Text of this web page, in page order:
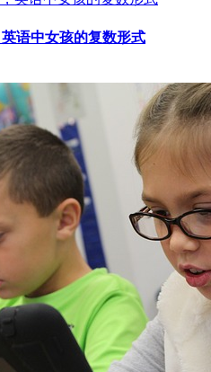
语中女孩的复数形式